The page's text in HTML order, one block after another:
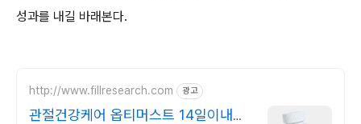
성과를 내길 바래본다.
http://www.fillresearch.com 광고
관절건강케어 옵티머스트 14일이내